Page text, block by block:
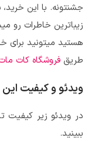
جشنتونه. با این
زیباترین خاطرات رو
هستید میتونید برای
طریق فروشگاه کات
ویدئو و کیفیت این
در ویدئو زیر کیفیت
ببینید.